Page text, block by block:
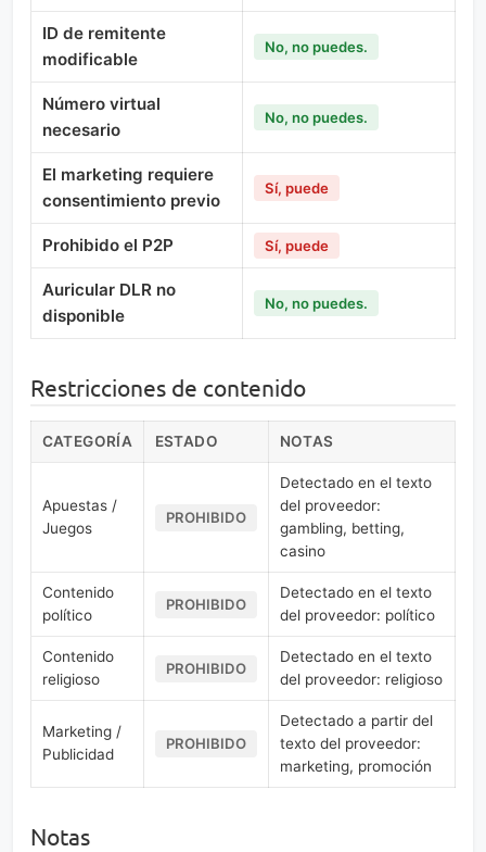
ID de remitente
modificable
No, no puedes.
Número virtual
necesario
No, no puedes.
El marketing requiere
consentimiento previo
Sí, puede
Prohibido el P2P Sí, puede
Auricular DLR no
disponible
No, no puedes.
Restricciones de contenido
CATEGORÍA ESTADO NOTAS
Apuestas /
Juegos
PROHIBIDO
Detectado en el texto
del proveedor:
gambling, betting,
casino
Contenido
político
PROHIBIDO
Detectado en el texto
del proveedor: político
Contenido
religioso
PROHIBIDO
Detectado en el texto
del proveedor: religioso
Marketing /
Publicidad
PROHIBIDO
Detectado a partir del
texto del proveedor:
marketing, promoción
Notas